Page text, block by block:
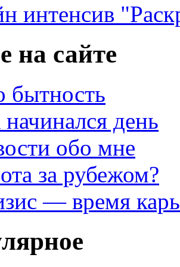
интенсив
на сайте
бытность
день
обо мне
за рубежом?
— время